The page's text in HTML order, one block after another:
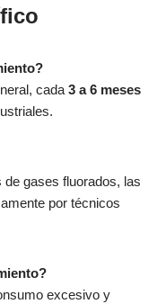
cada 3 a 6 meses
gases fluorados, las
por técnicos
excesivo y